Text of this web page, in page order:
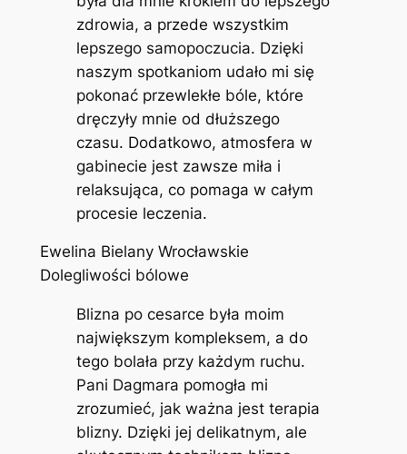
zdrowia, a przede wszystkim
lepszego samopoczucia. Dzięki
naszym spotkaniom udało mi się
pokonać przewlekłe bóle, które
dręczyły mnie od dłuższego
czasu. Dodatkowo, atmosfera w
gabinecie jest zawsze miła i
relaksująca, co pomaga w całym
procesie leczenia.
Ewelina Bielany Wrocławskie
Dolegliwości bólowe
Blizna po cesarce była moim
największym kompleksem, a do
tego bolała przy każdym ruchu.
Pani Dagmara pomogła mi
zrozumieć, jak ważna jest terapia
blizny. Dzięki jej delikatnym, ale